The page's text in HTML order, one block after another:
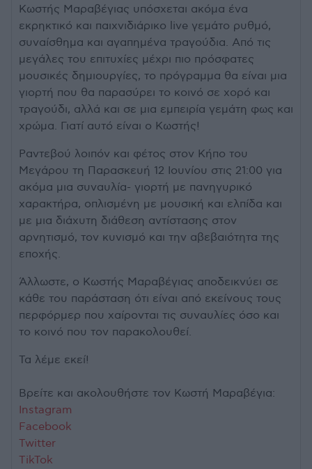
Κωστής Μαραβέγιας υπόσχεται ακόμα ένα
εκρηκτικό και παιχνιδιάρικο live γεμάτο ρυθμό,
συναίσθημα και αγαπημένα τραγούδια. Από τις
μεγάλες του επιτυχίες μέχρι πιο πρόσφατες
μουσικές δημιουργίες, το πρόγραμμα θα είναι μια
γιορτή που θα παρασύρει το κοινό σε χορό και
τραγούδι, αλλά και σε μια εμπειρία γεμάτη φως και
χρώμα. Γιατί αυτό είναι ο Κωστής!
Ραντεβού λοιπόν και φέτος στον Κήπο του
Μεγάρου τη Παρασκευή 12 Ιουνίου στις 21:00 για
ακόμα μια συναυλία- γιορτή με πανηγυρικό
χαρακτήρα, οπλισμένη με μουσική και ελπίδα και
με μια διάχυτη διάθεση αντίστασης στον
αρνητισμό, τον κυνισμό και την αβεβαιότητα της
εποχής.
Άλλωστε, ο Κωστής Μαραβέγιας αποδεικνύει σε
κάθε του παράσταση ότι είναι από εκείνους τους
περφόρμερ που χαίρονται τις συναυλίες όσο και
το κοινό που τον παρακολουθεί.
Τα λέμε εκεί!
Βρείτε και ακολουθήστε τον Κωστή Μαραβέγια:
Instagram
Facebook
Twitter
TikTok